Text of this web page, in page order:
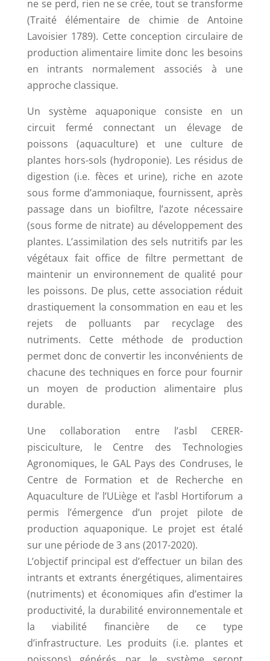
ne se perd, rien ne se crée, tout se transforme
(Traité élémentaire de chimie de Antoine
Lavoisier 1789). Cette conception circulaire de
production alimentaire limite donc les besoins
en intrants normalement associés à une
approche classique.
Un système aquaponique consiste en un
circuit fermé connectant un élevage de
poissons (aquaculture) et une culture de
plantes hors-sols (hydroponie). Les résidus de
digestion (i.e. fèces et urine), riche en azote
sous forme d’ammoniaque, fournissent, après
passage dans un biofiltre, l’azote nécessaire
(sous forme de nitrate) au développement des
plantes. L’assimilation des sels nutritifs par les
végétaux fait office de filtre permettant de
maintenir un environnement de qualité pour
les poissons. De plus, cette association réduit
drastiquement la consommation en eau et les
rejets de polluants par recyclage des
nutriments. Cette méthode de production
permet donc de convertir les inconvénients de
chacune des techniques en force pour fournir
un moyen de production alimentaire plus
durable.
Une collaboration entre l’asbl CERER-
pisciculture, le Centre des Technologies
Agronomiques, le GAL Pays des Condruses, le
Centre de Formation et de Recherche en
Aquaculture de l’ULiège et l’asbl Hortiforum a
permis l’émergence d’un projet pilote de
production aquaponique. Le projet est étalé
sur une période de 3 ans (2017-2020).
L’objectif principal est d’effectuer un bilan des
intrants et extrants énergétiques, alimentaires
(nutriments) et économiques afin d’estimer la
productivité, la durabilité environnementale et
la viabilité financière de ce type
d’infrastructure. Les produits (i.e. plantes et